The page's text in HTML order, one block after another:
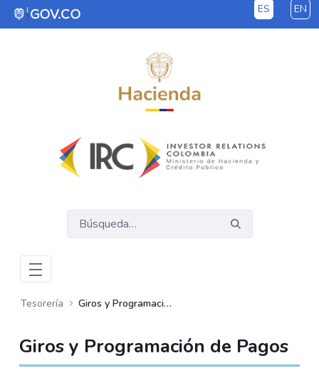
Saltar al contenido principal ES EN
Tesorería Giros y Programación de Pagos
Giros y Programación de Pagos